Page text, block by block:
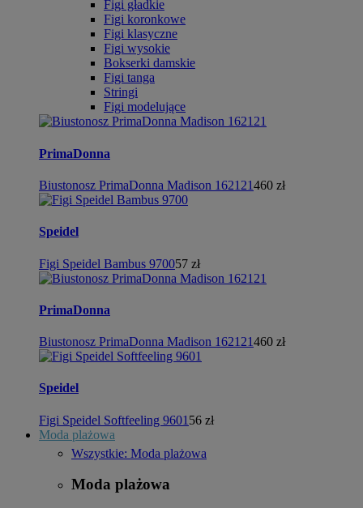
Figi gładkie
Figi koronkowe
Figi klasyczne
Figi wysokie
Bokserki damskie
Figi tanga
Stringi
Figi modelujące
PrimaDonna
Biustonosz PrimaDonna Madison 162121460 zł
Speidel
Figi Speidel Bambus 970057 zł
PrimaDonna
Biustonosz PrimaDonna Madison 162121460 zł
Speidel
Figi Speidel Softfeeling 9601 56 zł
Moda plażowa
Wszystkie: Moda plażowa
Moda plażowa